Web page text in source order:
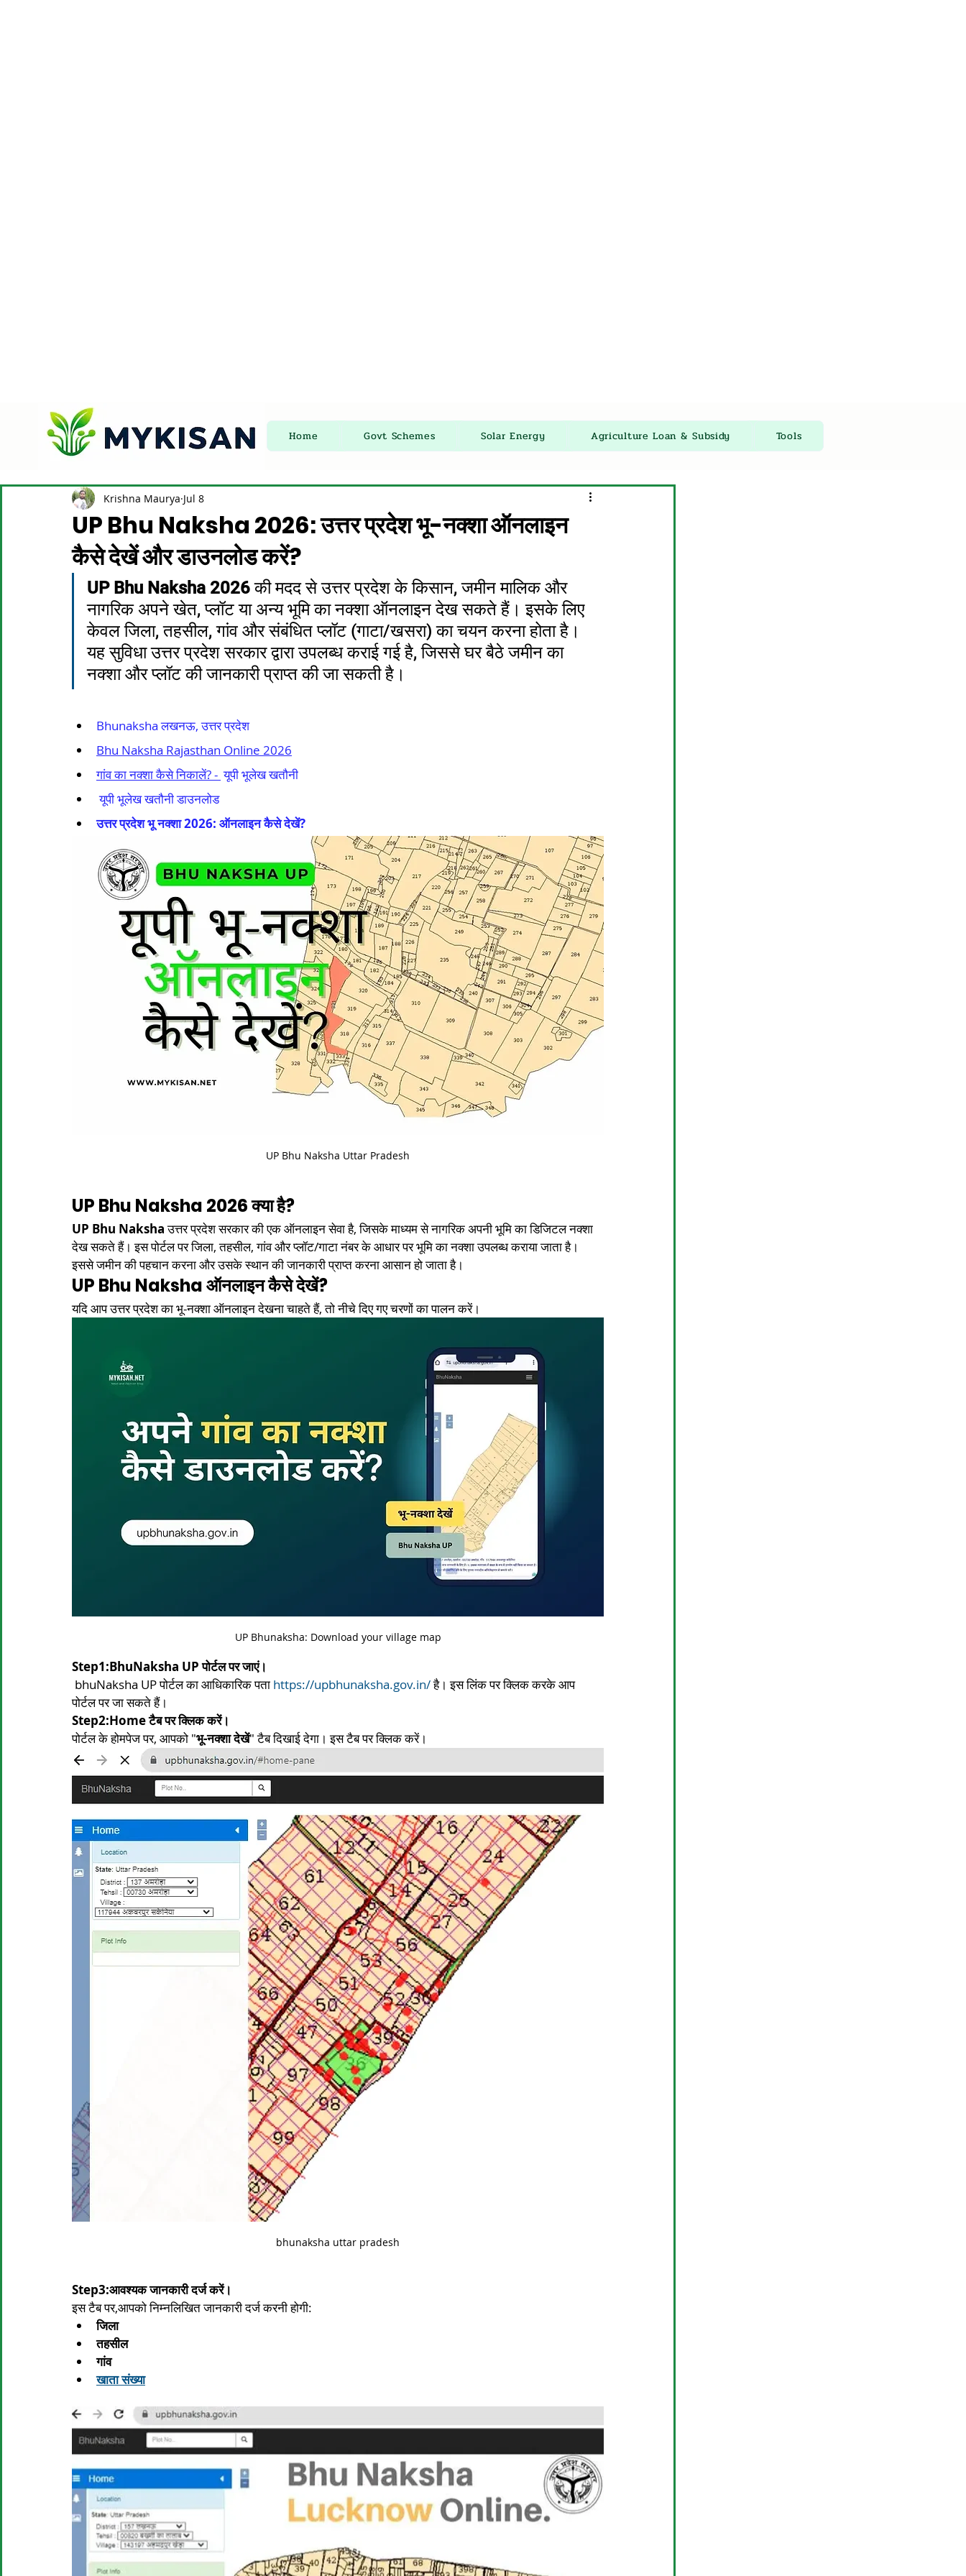
Home Govt Schemes Solar Energy Agriculture Loan & Subsidy Tools
UP Bhu Naksha 2026: उत्तर प्रदेश भू-नक्शा ऑनलाइन
कैसे देखें और डाउनलोड करें?
Krishna Maurya Jul 8
UP Bhu Naksha 2026 की मदद से उत्तर प्रदेश के किसान, जमीन मालिक और
नागरिक अपने खेत, प्लॉट या अन्य भूमि का नक्शा ऑनलाइन देख सकते हैं। इसके लिए
केवल जिला, तहसील, गांव और संबंधित प्लॉट (गाटा/खसरा) का चयन करना होता है।
यह सुविधा उत्तर प्रदेश सरकार द्वारा उपलब्ध कराई गई है, जिससे घर बैठे जमीन का
नक्शा और प्लॉट की जानकारी प्राप्त की जा सकती है।
Bhunaksha लखनऊ, उत्तर प्रदेश
Bhu Naksha Rajasthan Online 2026
गांव का नक्शा कैसे निकालें? - यूपी भूलेख खतौनी
यूपी भूलेख खतौनी डाउनलोड
उत्तर प्रदेश भू नक्शा 2026: ऑनलाइन कैसे देखें?
UP Bhu Naksha Uttar Pradesh
UP Bhu Naksha 2026 क्या है?
UP Bhu Naksha उत्तर प्रदेश सरकार की एक ऑनलाइन सेवा है, जिसके माध्यम से नागरिक अपनी भूमि का डिजिटल नक्शा
देख सकते हैं। इस पोर्टल पर जिला, तहसील, गांव और प्लॉट/गाटा नंबर के आधार पर भूमि का नक्शा उपलब्ध कराया जाता है।
इससे जमीन की पहचान करना और उसके स्थान की जानकारी प्राप्त करना आसान हो जाता है।
UP Bhu Naksha ऑनलाइन कैसे देखें?
यदि आप उत्तर प्रदेश का भू-नक्शा ऑनलाइन देखना चाहते हैं, तो नीचे दिए गए चरणों का पालन करें।
UP Bhunaksha: Download your village map
Step1:BhuNaksha UP पोर्टल पर जाएं।
bhuNaksha UP पोर्टल का आधिकारिक पता https://upbhunaksha.gov.in/ है। इस लिंक पर क्लिक करके आप
पोर्टल पर जा सकते हैं।
Step2:Home टैब पर क्लिक करें।
पोर्टल के होमपेज पर, आपको "भू-नक्शा देखें" टैब दिखाई देगा। इस टैब पर क्लिक करें।
bhunaksha uttar pradesh
Step3:आवश्यक जानकारी दर्ज करें।
इस टैब पर,आपको निम्नलिखित जानकारी दर्ज करनी होगी:
जिला
तहसील
गांव
खाता संख्या